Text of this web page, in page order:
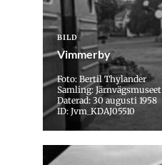
BILD
Vimmerby
Foto: Bertil Thylander
Samling: Järnvägsmuseet
Daterad: 30 augusti 1958
ID: Jvm_KDAJ05510